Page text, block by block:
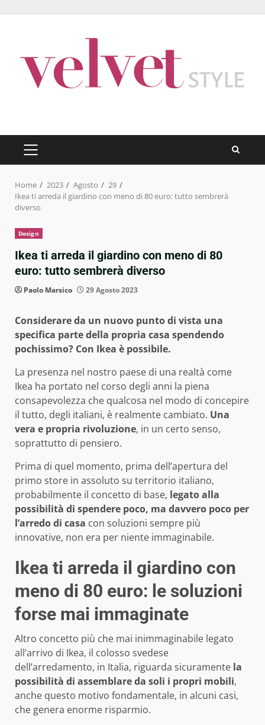
PRIMARY
MENU
Home 2023 Agosto
29
Ikea ti arreda il giardino con meno di 80 euro: tutto sembrerà
diverso
Design
Ikea ti arreda il giardino con meno di 80
euro: tutto sembrerà diverso
Paolo Marsico 29 Agosto 2023
Considerare da un nuovo punto di vista una
specifica parte della propria casa spendendo
pochissimo? Con Ikea è possibile.
La presenza nel nostro paese di una realtà come
Ikea ha portato nel corso degli anni la piena
consapevolezza che qualcosa nel modo di concepire
il tutto, degli italiani, è realmente cambiato. Una
vera e propria rivoluzione, in un certo senso,
soprattutto di pensiero.
Prima di quel momento, prima dell’apertura del
primo store in assoluto su territorio italiano,
probabilmente il concetto di base, legato alla
possibilità di spendere poco, ma davvero poco per
l’arredo di casa con soluzioni sempre più
innovative, non era per niente immaginabile.
Ikea ti arreda il giardino con
meno di 80 euro: le soluzioni
forse mai immaginate
Altro concetto più che mai inimmaginabile legato
all’arrivo di Ikea, il colosso svedese
dell’arredamento, in Italia, riguarda sicuramente la
possibilità di assemblare da soli i propri mobili,
anche questo motivo fondamentale, in alcuni casi,
che genera enorme risparmio.